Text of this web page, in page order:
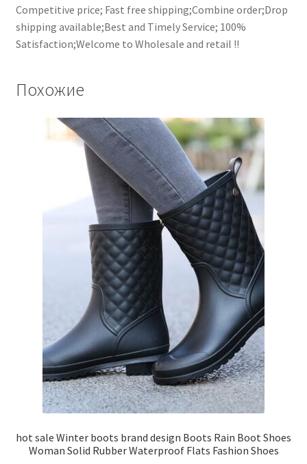
Competitive price; Fast free shipping;Combine order;Drop
shipping available;Best and Timely Service; 100%
Satisfaction;Welcome to Wholesale and retail !!
Похожие
hot sale Winter boots brand design Boots Rain Boot Shoes
Woman Solid Rubber Waterproof Flats Fashion Shoes